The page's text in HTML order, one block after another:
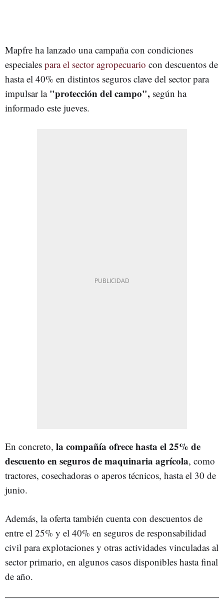
Mapfre ha lanzado una campaña con condiciones
especiales para el sector agropecuario con descuentos de
hasta el 40% en distintos seguros clave del sector para
impulsar la"protección del campo", según ha
informado este jueves.
En concreto, la compañía ofrece hasta el 25% de
descuento en seguros de maquinaria agrícola, como
tractores, cosechadoras o aperos técnicos, hasta el 30 de
junio.
Además, la oferta también cuenta con descuentos de
entre el 25% y el 40% en seguros de responsabilidad
civil para explotaciones y otras actividades vinculadas al
sector primario, en algunos casos disponibles hasta final
de año.